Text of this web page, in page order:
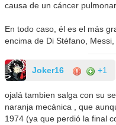
causa de un cáncer
En todo caso, él es el más
encima de Di Stéfano,
Joker16 +1
ojalá tambien salga con su
naranja mecánica , que
1974 (ya que perdió la final